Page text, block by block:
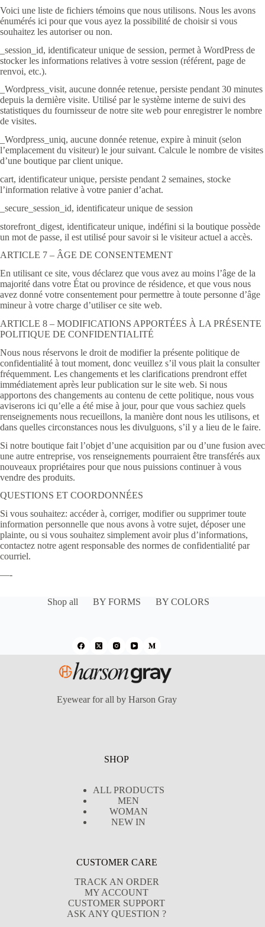
Voici une liste de fichiers témoins que nous utilisons. Nous les avons
énumérés ici pour que vous ayez la possibilité de choisir si vous
souhaitez les autoriser ou non.
_session_id, identificateur unique de session, permet à WordPress de
stocker les informations relatives à votre session (référent, page de
renvoi, etc.).
_Wordpress_visit, aucune donnée retenue, persiste pendant 30 minutes
depuis la dernière visite. Utilisé par le système interne de suivi des
statistiques du fournisseur de notre site web pour enregistrer le nombre
de visites.
_Wordpress_uniq, aucune donnée retenue, expire à minuit (selon
l’emplacement du visiteur) le jour suivant. Calcule le nombre de visites
d’une boutique par client unique.
cart, identificateur unique, persiste pendant 2 semaines, stocke
l’information relative à votre panier d’achat.
_secure_session_id, identificateur unique de session
storefront_digest, identificateur unique, indéfini si la boutique possède
un mot de passe, il est utilisé pour savoir si le visiteur actuel a accès.
ARTICLE 7 – ÂGE DE CONSENTEMENT
En utilisant ce site, vous déclarez que vous avez au moins l’âge de la
majorité dans votre État ou province de résidence, et que vous nous
avez donné votre consentement pour permettre à toute personne d’âge
mineur à votre charge d’utiliser ce site web.
ARTICLE 8 – MODIFICATIONS APPORTÉES À LA PRÉSENTE
POLITIQUE DE CONFIDENTIALITÉ
Nous nous réservons le droit de modifier la présente politique de
confidentialité à tout moment, donc veuillez s’il vous plait la consulter
fréquemment. Les changements et les clarifications prendront effet
immédiatement après leur publication sur le site web. Si nous
apportons des changements au contenu de cette politique, nous vous
aviserons ici qu’elle a été mise à jour, pour que vous sachiez quels
renseignements nous recueillons, la manière dont nous les utilisons, et
dans quelles circonstances nous les divulguons, s’il y a lieu de le faire.
Si notre boutique fait l’objet d’une acquisition par ou d’une fusion avec
une autre entreprise, vos renseignements pourraient être transférés aux
nouveaux propriétaires pour que nous puissions continuer à vous
vendre des produits.
QUESTIONS ET COORDONNÉES
Si vous souhaitez: accéder à, corriger, modifier ou supprimer toute
information personnelle que nous avons à votre sujet, déposer une
plainte, ou si vous souhaitez simplement avoir plus d’informations,
contactez notre agent responsable des normes de confidentialité par
courriel.
—-
Shop all BY FORMS BY COLORS
Eyewear for all by Harson Gray
SHOP
ALL PRODUCTS
MEN
WOMAN
NEW IN
CUSTOMER CARE
TRACK AN ORDER
MY ACCOUNT
CUSTOMER SUPPORT
ASK ANY QUESTION ?